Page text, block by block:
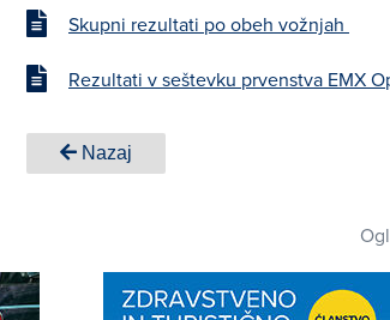
Skupni rezultati po obeh vožnjah
Rezultati v seštevku prvenstva EMX
Nazaj